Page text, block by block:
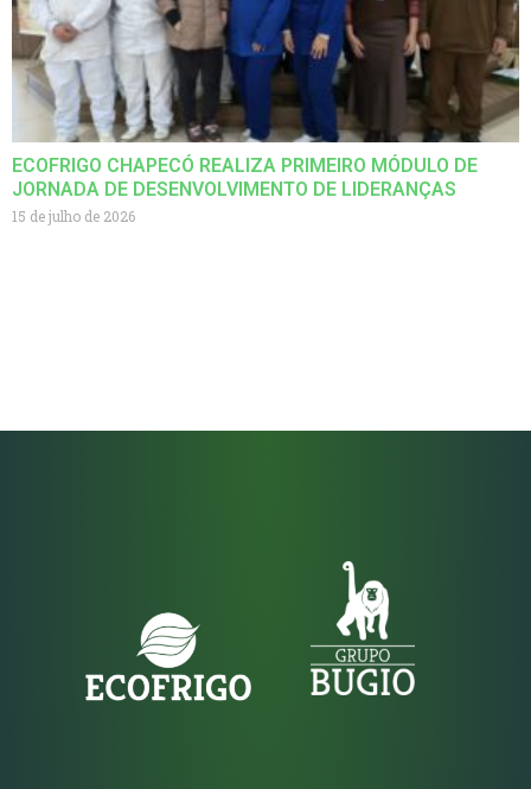
ECOFRIGO CHAPECÓ REALIZA PRIMEIRO MÓDULO DE
JORNADA DE DESENVOLVIMENTO DE LIDERANÇAS
15 de julho de 2026